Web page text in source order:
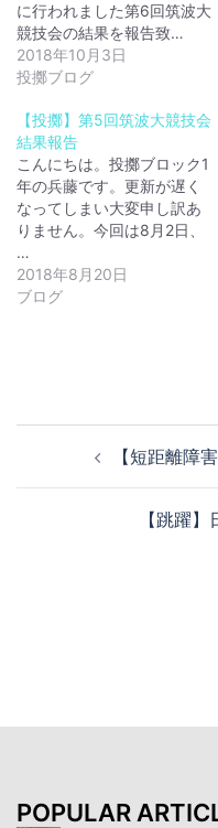
に行われました第6回筑波大
競技会の結果を報告致…
2018年10月3日
投擲ブログ
【投擲】第5回筑波大競技会
結果報告
こんにちは。投擲ブロック1
年の兵藤です。更新が遅く
なってしまい大変申し訳あ
りません。今回は8月2日、
…
2018年8月20日
ブログ
【短距離障
【跳躍
POPULAR